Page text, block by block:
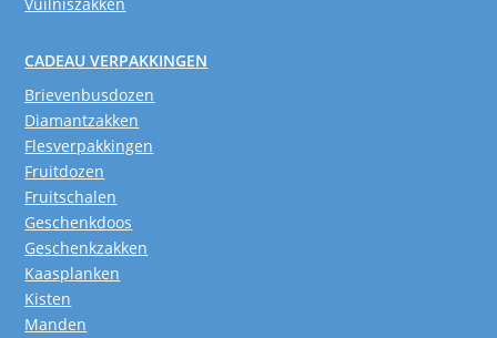
CADEAU VERPAKKINGEN
Brievenbusdozen
Diamantzakken
Flesverpakkingen
Fruitdozen
Fruitschalen
Geschenkdoos
Geschenkzakken
Kaasplanken
Kisten
Manden